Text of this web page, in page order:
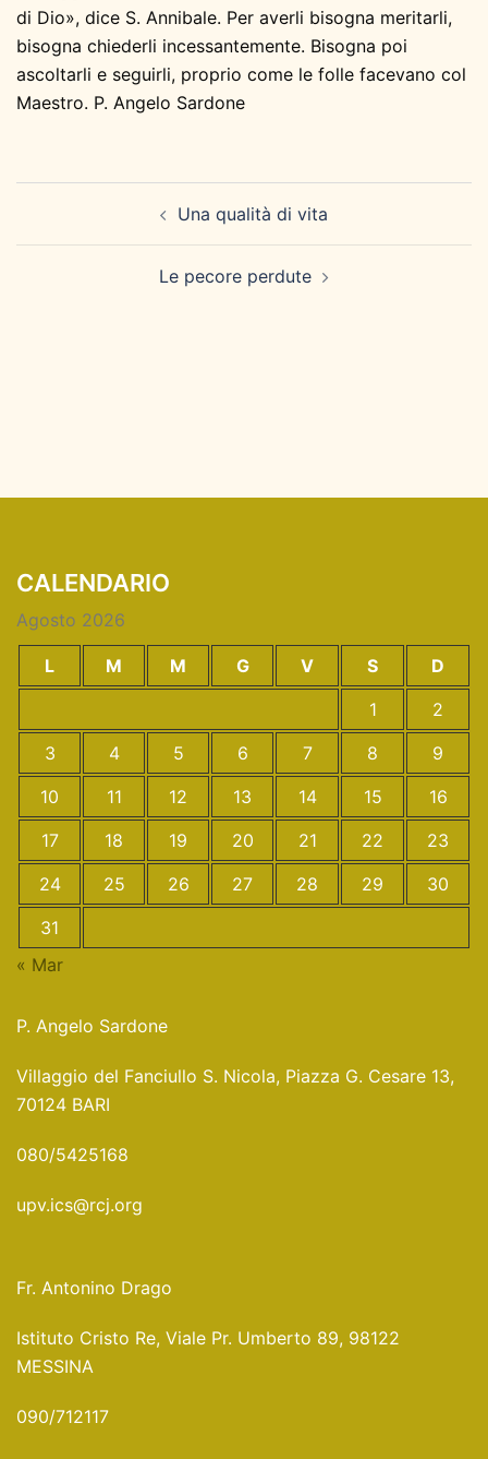
di Dio», dice S. Annibale. Per averli bisogna meritarli,
bisogna chiederli incessantemente. Bisogna poi
ascoltarli e seguirli, proprio come le folle facevano col
Maestro. P. Angelo Sardone
Una qualità di vita
Le pecore perdute
CALENDARIO
Agosto 2026
L M M G V S
D
1
2
3
4 5 6 7 8
9
10
11 12 13 14 15
16
17
18 19 20 21 22
23
24
25 26 27 28 29
30
31
« Mar
P. Angelo Sardone
Villaggio del Fanciullo S. Nicola, Piazza G. Cesare 13,
70124 BARI
080/5425168
upv.ics@rcj.org
Fr. Antonino Drago
Istituto Cristo Re, Viale Pr. Umberto 89, 98122
MESSINA
090/712117